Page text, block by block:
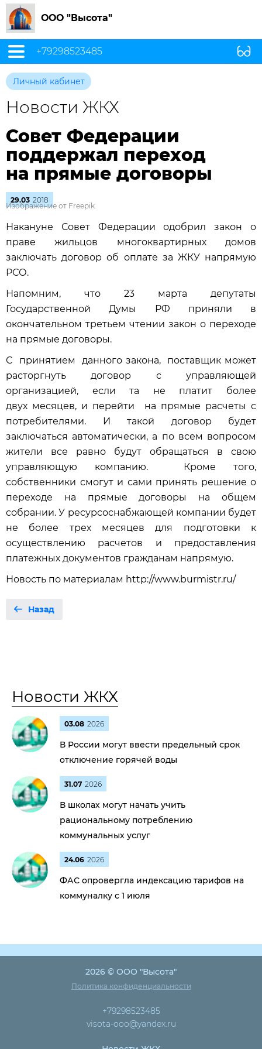
ООО "Высота"
+79298523485
Личный кабинет
Новости ЖКХ
Совет Федерации
поддержал переход
на прямые договоры
29.03 2018
Изображение от Freepik
Накануне Совет Федерации одобрил закон о
праве жильцов многоквартирных домов
заключать договор об оплате за ЖКУ напрямую
РСО.
Напомним, что 23 марта депутаты
Государственной Думы РФ приняли в
окончательном третьем чтении закон о переходе
на прямые договоры.
С принятием данного закона, поставщик может
расторгнуть договор с управляющей
организацией, если та не платит более
двух месяцев, и перейти на прямые расчеты с
потребителями. И такой договор будет
заключаться автоматически, а по всем вопросом
жители все равно будут обращаться в свою
управляющую компанию. Кроме того,
собственники смогут и сами принять решение о
переходе на прямые договоры на общем
собрании. У ресурсоснабжающей компании будет
не более трех месяцев для подготовки к
осуществлению расчетов и предоставления
платежных документов гражданам напрямую.
Новость по материалам http://www.burmistr.ru/
Назад
Новости ЖКХ
03.08 2026
В России могут ввести предельный срок
отключение горячей воды
31.07 2026
В школах могут начать учить
рациональному потреблению
коммунальных услуг
24.06 2026
ФАС опровергла индексацию тарифов на
коммуналку с 1 июля
2026 © ООО "Высота"
Политика конфиденциальности
+79298523485
visota-ooo@yandex.ru